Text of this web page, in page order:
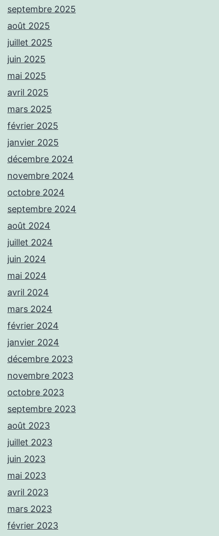
septembre 2025
août 2025
juillet 2025
juin 2025
mai 2025
avril 2025
mars 2025
février 2025
janvier 2025
décembre 2024
novembre 2024
octobre 2024
septembre 2024
août 2024
juillet 2024
juin 2024
mai 2024
avril 2024
mars 2024
février 2024
janvier 2024
décembre 2023
novembre 2023
octobre 2023
septembre 2023
août 2023
juillet 2023
juin 2023
mai 2023
avril 2023
mars 2023
février 2023